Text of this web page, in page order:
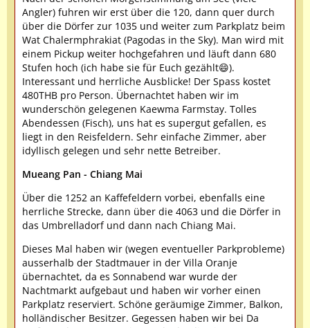
Angler) fuhren wir erst über die 120, dann quer durch
über die Dörfer zur 1035 und weiter zum Parkplatz beim
Wat Chalermphrakiat (Pagodas in the Sky). Man wird mit
einem Pickup weiter hochgefahren und läuft dann 680
Stufen hoch (ich habe sie für Euch gezählt😄).
Interessant und herrliche Ausblicke! Der Spass kostet
480THB pro Person. Übernachtet haben wir im
wunderschön gelegenen Kaewma Farmstay. Tolles
Abendessen (Fisch), uns hat es supergut gefallen, es
liegt in den Reisfeldern. Sehr einfache Zimmer, aber
idyllisch gelegen und sehr nette Betreiber.
Mueang Pan - Chiang Mai
Über die 1252 an Kaffefeldern vorbei, ebenfalls eine
herrliche Strecke, dann über die 4063 und die Dörfer in
das Umbrelladorf und dann nach Chiang Mai.
Dieses Mal haben wir (wegen eventueller Parkprobleme)
ausserhalb der Stadtmauer in der Villa Oranje
übernachtet, da es Sonnabend war wurde der
Nachtmarkt aufgebaut und haben wir vorher einen
Parkplatz reserviert. Schöne geräumige Zimmer, Balkon,
holländischer Besitzer. Gegessen haben wir bei Da